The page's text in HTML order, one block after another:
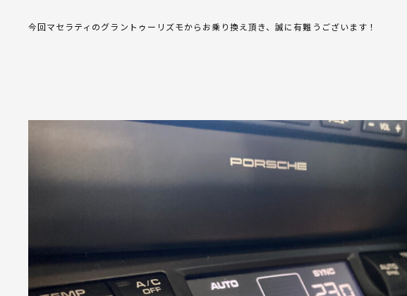
今回マセラティのグラントゥーリズモからお乗り換え頂き、誠に有難うございます！